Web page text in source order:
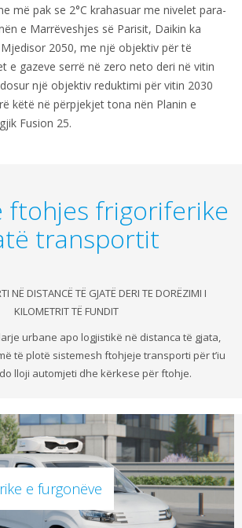
më pak se 2°C krahasuar me nivelet para-
e Marrëveshjes së Parisit, Daikin ka
2050, me një objektiv për të
e gazeve serrë në zero neto deri në vitin
një objektiv reduktimi për vitin 2030
këtë në përpjekjet tona nën Planin e
Fusion 25.
ftohjes frigoriferike
transportit
NË DISTANCË TË GJATË DERI TE DORËZIMI I
KILOMETRIT TË FUNDIT
urbane apo logjistikë në distanca të gjata,
të plotë sistemesh ftohjeje transporti për t’iu
lloji automjeti dhe kërkese për ftohje.
e furgonëve